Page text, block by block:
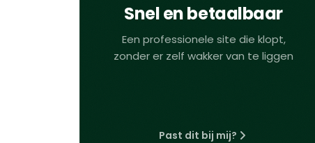
Snel en betaalbaar
Een professionele site die klopt,
zonder er zelf wakker van te liggen
Past dit bij mij?